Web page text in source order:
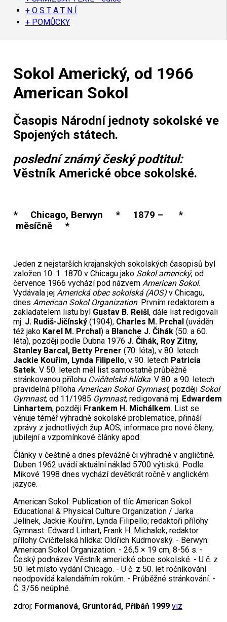
+ O S T A T N Í
+ POMŮCKY
Sokol Americký, od 1966
American Sokol
Časopis Národní jednoty sokolské ve
Spojených státech.
poslední známý český podtitul:
Věstník Americké obce sokolské.
* Chicago, Berwyn * 1879 – *
měsíčně *
Jeden z nejstarších krajanských sokolských časopisů byl
založen 10. 1. 1870 v Chicagu jako Sokol americký, od
července 1966 vychází pod názvem American Sokol.
Vydávala jej Americká obec sokolská (AOS) v Chicagu,
dnes American Sokol Organization. Prvním redaktorem a
zakladatelem listu byl Gustav B. Reišl, dále list redigovali
mj. J. Rudiš-Jičínský (1904), Charles M. Prchal (uváděn
též jako Karel M. Prchal) a Blanche J. Čihák (50. a 60.
léta), později podle Dubna 1976 J. Čihák, Roy Zitny,
Stanley Barcal, Betty Prener (70. léta), v 80. letech
Jackie Kouřim, Lynda Filipello, v 90. letech Patricia
Satek. V 50. letech měl list samostatně průběžně
stránkovanou přílohu Cvičítelská hlídka. V 80. a 90. letech
pravidelná příloha American Sokol Gymnast, později Sokol
Gymnast, od 11/1985 Gymnast, redigovaná mj. Edwardem
Linhartem, později Frankem H. Michálkem. List se
věnuje téměř výhradně sokolské problematice, přináší
zprávy z jednotlivých žup AOS, informace pro nové členy,
jubilejní a vzpomínkové články apod.
Články v češtině a dnes převážně či výhradně v angličtině.
Duben 1962 uvádí aktuální náklad 5700 výtisků. Podle
Mikové 1998 dnes vychází devětkrát ročně v anglickém
jazyce.
American Sokol: Publication of tlíc American Sokol
Educatíonal & Physical Culture Organization / Jarka
Jelínek, Jackie Kouřim, Lynda Filipello; redaktoři přílohy
Gymnast: Edward Linhart, Frank H. Michalek; redaktor
přílohy Cvičitelská hlídka: Oldřich Kudrnovský. - Berwyn:
American Sokol Organization. - 26,5 × 19 cm, 8-56 s. -
Český podnázev Věstník americké obce sokolské. - U č. z
50. let místo vydání Chicago. - U č. z 50. let ročníkování
neodpovídá kalendářním rokům. - Průběžné stránkování. -
Č. 3/56 neúplné.
zdroj: Formanová, G​runtorád, Přibáň 1999 viz